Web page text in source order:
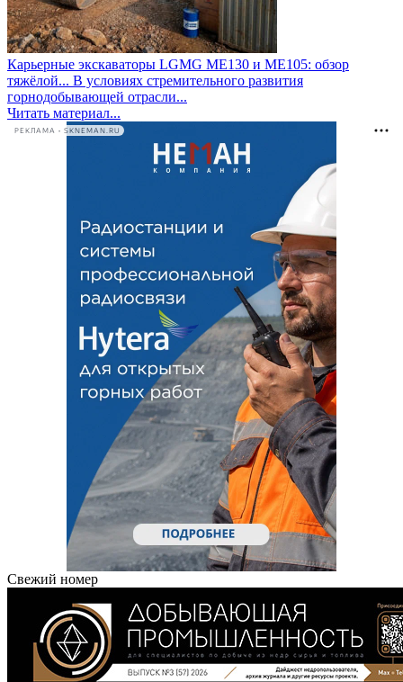
Карьерные экскаваторы LGMG ME130 и ME105: обзор
тяжёлой... В условиях стремительного развития
горнодобывающей отрасли...
Читать материал...
РЕКЛАМА • SKNEMAN.RU
Свежий номер